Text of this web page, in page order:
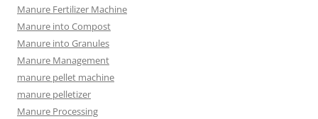
Manure Fertilizer Machine
Manure into Compost
Manure into Granules
Manure Management
manure pellet machine
manure pelletizer
Manure Processing